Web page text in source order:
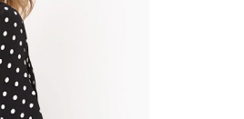
Otros:
En